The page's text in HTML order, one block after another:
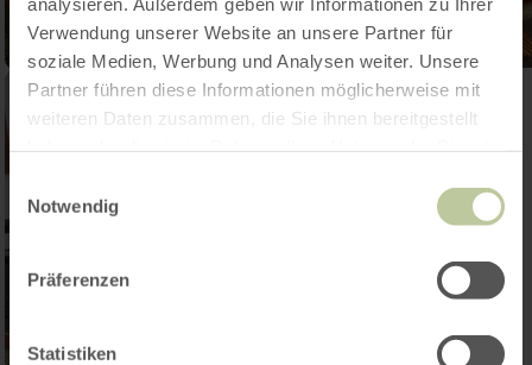
Verwendung unserer Website an unsere Partner für
soziale Medien, Werbung und Analysen weiter. Unsere
Partner führen diese Informationen möglicherweise mit
weiteren Daten zusammen, die Sie ihnen bereitgestellt
Notwendig
Präferenzen
Statistiken